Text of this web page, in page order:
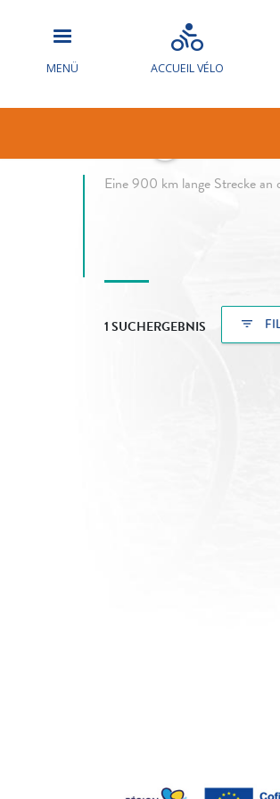
MENÜ ACCUEIL VÉLO
breadcrumb
Eine 900 km lange Strecke an
1 SUCHERGEBNIS filter_list